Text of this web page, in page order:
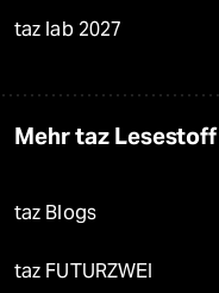
taz lab 2027
Mehr taz Lesestoff
taz Blogs
taz FUTURZWEI